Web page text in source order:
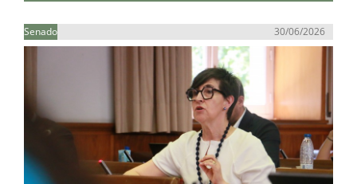
Senado 30/06/2026